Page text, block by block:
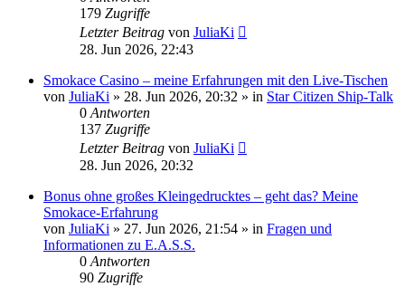
179 Zugriffe
Letzter Beitrag von JuliaKi
28. Jun 2026, 22:43
Smokace Casino – meine Erfahrungen mit den Live-Tischen
von JuliaKi » 28. Jun 2026, 20:32 » in Star Citizen Ship-Talk
0Antworten
137 Zugriffe
Letzter Beitrag von JuliaKi
28. Jun 2026, 20:32
Bonus ohne großes Kleingedrucktes – geht das? Meine
Smokace-Erfahrung
von JuliaKi » 27. Jun 2026, 21:54 » in Fragen und
Informationen zu E.A.S.S.
0Antworten
90 Zugriffe